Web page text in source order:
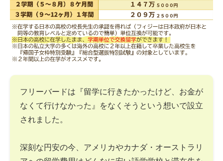
フリーバードは『留学に行きたかったけど、お金が
なくて行けなかった』をなくそうという想いで設立
されました。
深刻な円安の今、アメリカやカナダ・オーストラリ